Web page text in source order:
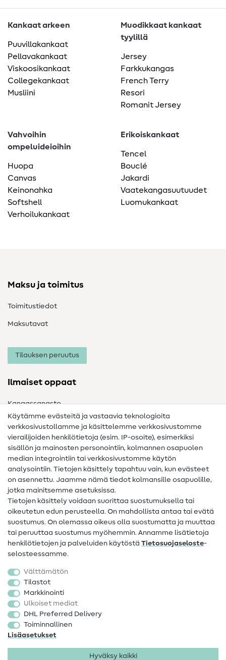
Kankaat arkeen
Puuvillakankaat
Pellavakankaat
Viskoosikankaat
Collegekankaat
Musliini
Muodikkaat kankaat
tyylillä
Jersey
Farkkukangas
French Terry
Resori
Romanit Jersey
Vahvoihin
ompeluideioihin
Huopa
Canvas
Keinonahka
Softshell
Verhoilukankaat
Erikoiskankaat
Tencel
Bouclé
Jakardi
Vaatekangasuutuudet
Luomukankaat
Maksu ja toimitus
Toimitustiedot
Maksutavat
Tilauksen peruutus
Ilmaiset oppaat
Kangassanasto
Ompelusanasto
Ompeluohjeet
Apua ja yhteystiedot
Yhteystiedot
Tietoa omistajanvaihdoksesta
FAQ
Peruutusoikeus
Suosittu
Kankaat
Ompelutarvikkeet
Ale
Käytämme evästeitä ja vastaavia teknologioita
verkkosivustollamme ja käsittelemme verkkosivustomme
vierailijoiden henkilötietoja (esim. IP-osoite), esimerkiksi
sisällön ja mainosten personointiin, kolmannen osapuolen
median integrointiin tai verkkosivustomme käytön
analysointiin. Tietojen käsittely tapahtuu vain, kun evästeet
on asennettu. Jaamme nämä tiedot kolmansille osapuolille,
jotka mainitsemme asetuksissa.
Tietojen käsittely voidaan suorittaa suostumuksella tai
oikeutetun edun perusteella. On mahdollista antaa tai evätä
suostumus. On olemassa oikeus olla suostumatta ja muuttaa
tai peruuttaa suostumus myöhemmin. Annamme lisätietoja
henkilötietojen ja palveluiden käytöstä Tietosuojaseloste-
selosteessamme.
Välttämätön
Tilastot
Markkinointi
Ulkoiset mediat
DHL Preferred Delivery
Toiminnallinen
Lisäasetukset
Hyväksy kaikki